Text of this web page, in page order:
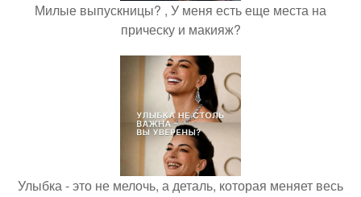
Милые выпускницы? , У меня есть еще места на
прическу и макияж?
Улыбка - это не мелочь, а деталь, которая меняет весь